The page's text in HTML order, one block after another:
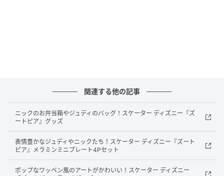
スケーターから、ディズニー・アニメーション映画
『ズートピア』のデザインを採用した「ステンレスハ
ンドル付きストロータンブラー」が登場！
関連する他の記事
ニックのお弁当箱やジュディのバッグ！スケーター ディズニー『ズ
ートピア』グッズ
表情豊かなジュディやニックたち！スケーター ディズニー『ズート
ピア』メラミンミニプレート4Pセット
ポップなワッペン風のアートがかわいい！スケーター ディズニー